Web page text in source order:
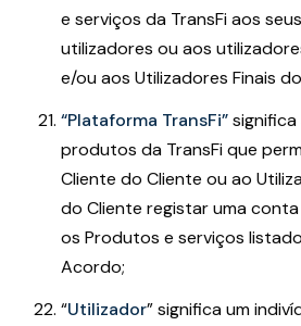
e serviços da TransFi aos
utilizadores ou aos
e/ou aos Utilizadores Finais
“Plataforma TransFi”
produtos da TransFi que
Cliente do Cliente ou ao
do Cliente registar uma conta
os Produtos e serviços
Acordo;
“Utilizador” significa um